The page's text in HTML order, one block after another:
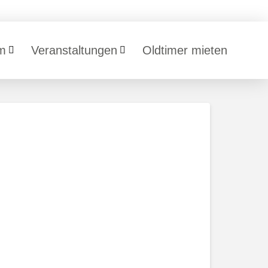
Veranstaltungen Oldtimer mieten